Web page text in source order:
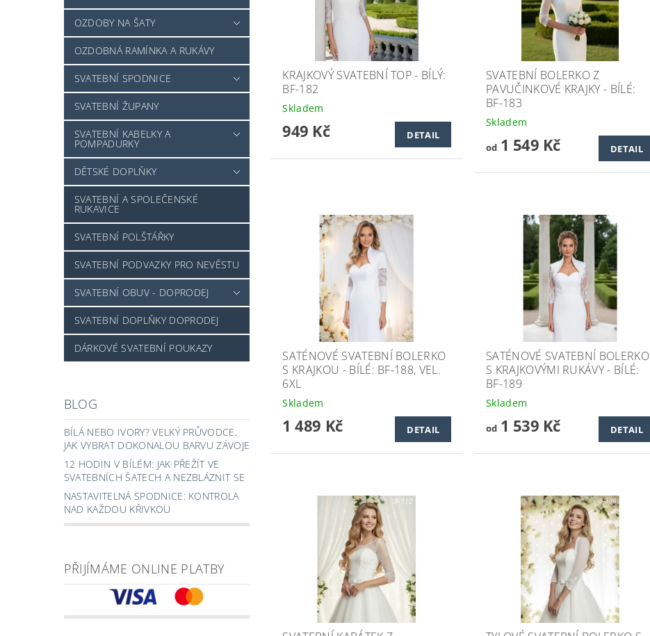
OZDOBY NA ŠATY
OZDOBNÁ RAMÍNKA A RUKÁVY
SVATEBNÍ SPODNICE
SVATEBNÍ ŽUPANY
SVATEBNÍ KABELKY A
POMPADURKY
DĚTSKÉ DOPLŇKY
SVATEBNÍ A SPOLEČENSKÉ
RUKAVICE
SVATEBNÍ POLŠTÁŘKY
SVATEBNÍ PODVAZKY PRO NEVĚSTU
SVATEBNÍ OBUV - DOPRODEJ
SVATEBNÍ DOPLŇKY DOPRODEJ
DÁRKOVÉ SVATEBNÍ POUKAZY
BLOG
BÍLÁ NEBO IVORY? VELKÝ PRŮVODCE,
JAK VYBRAT DOKONALOU BARVU ZÁVOJE
12 HODIN V BÍLÉM: JAK PŘEŽÍT VE
SVATEBNÍCH ŠATECH A NEZBLÁZNIT SE
NASTAVITELNÁ SPODNICE: KONTROLA
NAD KAŽDOU KŘIVKOU
PŘIJÍMÁME ONLINE PLATBY
KRAJKOVÝ SVATEBNÍ TOP - BÍLÝ:
BF-182
Skladem
949 Kč DETAIL
SVATEBNÍ BOLERKO Z
PAVUČINKOVÉ KRAJKY - BÍLÉ:
BF-183
Skladem
od1 549 Kč DETAIL
SATÉNOVÉ SVATEBNÍ BOLERKO
S KRAJKOU - BÍLÉ: BF-188, VEL.
6XL
Skladem
1 489 Kč DETAIL
SATÉNOVÉ SVATEBNÍ BOLERKO
S KRAJKOVÝMI RUKÁVY - BÍLÉ:
BF-189
Skladem
od1 539 Kč DETAIL